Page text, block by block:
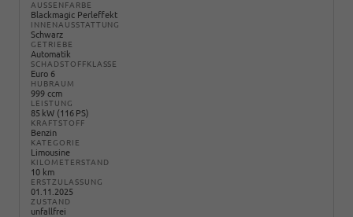
AUSSENFARBE
Blackmagic Perleffekt
INNENAUSSTATTUNG
Schwarz
GETRIEBE
Automatik
SCHADSTOFFKLASSE
Euro 6
HUBRAUM
999 ccm
LEISTUNG
85 kW (116 PS)
KRAFTSTOFF
Benzin
KATEGORIE
Limousine
KILOMETERSTAND
10 km
ERSTZULASSUNG
01.11.2025
ZUSTAND
unfallfrei